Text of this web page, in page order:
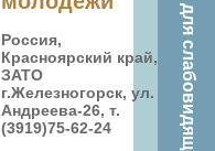
Россия,
Красноярский край,
ЗАТО
г.Железногорск, ул.
Андреева-26, т.
(3919)75-62-24